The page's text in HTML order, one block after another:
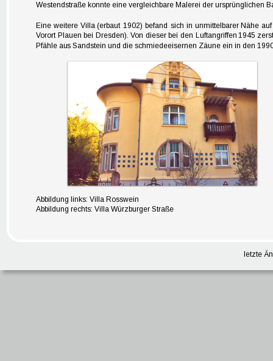
Westendstraße konnte eine vergleichbare Malerei der ursprünglichen
Eine weitere Villa (erbaut 1902) befand sich in unmittelbarer Nähe
Vorort Plauen bei Dresden). Von dieser bei den Luftangriffen 1945
Pfähle aus Sandstein und die schmiedeeisernen Zäune ein in den
Abbildung links: Villa Rosswein
Abbildung rechts: Villa Würzburger Straße
letzte